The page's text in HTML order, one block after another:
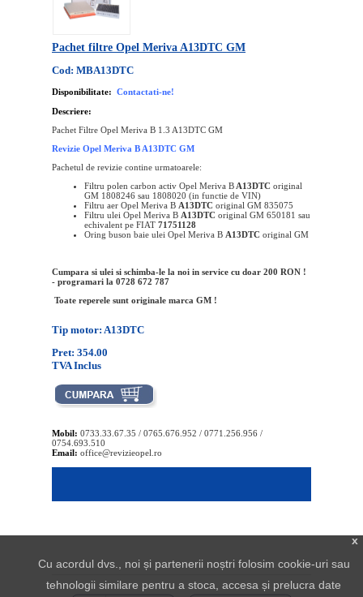
Pachet filtre Opel Meriva A13DTC GM
Cod: MBA13DTC
Disponibilitate: Contactati-ne!
Descriere:
Pachet Filtre Opel Meriva B 1.3 A13DTC GM
Revizie Opel Meriva B A13DTC GM
Pachetul de revizie contine urmatoarele:
Filtru polen carbon activ Opel Meriva B A13DTC original
GM 1808246 sau 1808020 (in functie de VIN)
Filtru aer Opel Meriva B A13DTC original GM 835075
Filtru ulei Opel Meriva B A13DTC original GM 650181 sau
echivalent pe FIAT 71751128
Oring buson baie ulei Opel Meriva B A13DTC original GM
Cumpara si ulei si schimba-le la noi in service cu doar 200 RON !
- programari la 0728 672 787
Toate reperele sunt originale marca GM !
Tip motor: A13DTC
Pret: 354.00
TVA Inclus
Mobil: 0733.33.67.35 / 0765.676.952 / 0771.256.956 /
0754.693.510
Email: office@revizieopel.ro
x
Cu acordul dvs., noi și partenerii noștri folosim cookie-uri sau
tehnologii similare pentru a stoca, accesa și prelucra date